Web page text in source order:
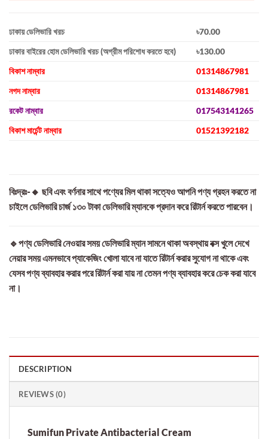
ঢাকায় ডেলিভারি খরচ
৳70.00
ঢাকার বাইরের হোম ডেলিভারি খরচ (অগ্রীম পরিশোধ করতে হবে)
৳130.00
বিকাশ নাম্বার
01314867981
নগদ নাম্বার
01314867981
রকেট নাম্বার
017543141265
বিকাশ মার্চেন্ট নাম্বার
01521392182
বিঃদ্রঃ-🔸 ছবি এবং বর্ণনার সাথে পণ্যের মিল থাকা সত্যেও আপনি পণ্য গ্রহন করতে না
চাইলে ডেলিভারি চার্জ ১৩০ টাকা ডেলিভারি ম্যানকে প্রদান করে রিটার্ন করতে পারবেন।
🔹পণ্য ডেলিভারি নেওয়ার সময় ডেলিভারি ম্যান সামনে থাকা অবস্থায় বক্স খুলে দেখে
নেয়ার সময় এমনভাবে প্যাকেজিং খোলা যাবে না যাতে রিটার্ন করার সুযোগ না থাকে এবং
যেসব পণ্য ব্যাবহার করার পরে রিটার্ন করা যায় না তেমন পণ্য ব্যাবহার করে চেক করা যাবে
না।
DESCRIPTION
REVIEWS (0)
Sumifun Private Antibacterial Cream